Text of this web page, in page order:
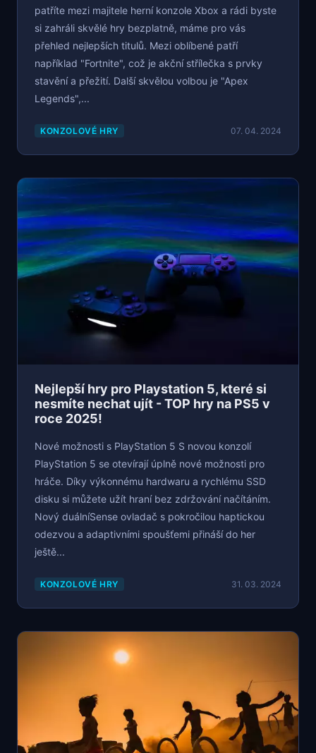
patříte mezi majitele herní konzole Xbox a rádi byste
si zahráli skvělé hry bezplatně, máme pro vás
přehled nejlepších titulů. Mezi oblíbené patří
například "Fortnite", což je akční střílečka s prvky
stavění a přežití. Další skvělou volbou je "Apex
Legends",...
KONZOLOVÉ HRY 07. 04. 2024
Nejlepší hry pro Playstation 5, které si
nesmíte nechat ujít - TOP hry na PS5 v
roce 2025!
Nové možnosti s PlayStation 5 S novou konzolí
PlayStation 5 se otevírají úplně nové možnosti pro
hráče. Díky výkonnému hardwaru a rychlému SSD
disku si můžete užít hraní bez zdržování načítáním.
Nový duálníSense ovladač s pokročilou haptickou
odezvou a adaptivními spoušťemi přináší do her
ještě...
KONZOLOVÉ HRY 31. 03. 2024